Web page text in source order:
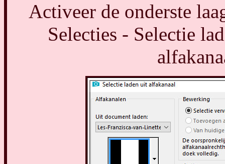
Activeer de onderste
Selecties - Selectie